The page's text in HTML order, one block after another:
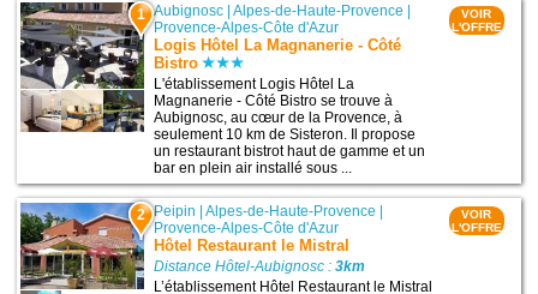
1 Aubignosc |Alpes-de-Haute-Provence |
Provence-Alpes-Côte d'Azur
Logis Hôtel La Magnanerie - Côté
Bistro
L'établissement Logis Hôtel La
Magnanerie - Côté Bistro se trouve à
Aubignosc, au cœur de la Provence, à
seulement 10 km de Sisteron. Il propose
un restaurant bistrot haut de gamme et un
bar en plein air installé sous ...
VOIR
L'OFFRE
2 Peipin |Alpes-de-Haute-Provence
Provence-Alpes-Côte d'Azur
Hôtel Restaurant le Mistral
Distance Hôtel-Aubignosc :3km
L’établissement Hôtel Restaurant le Mistral
VOIR
L'OFFRE